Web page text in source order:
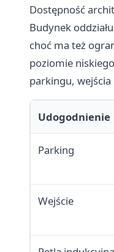
Dostępność
Budynek
choć ma też
poziomie
parkingu,
Udogodnienie
Parking
Wejście